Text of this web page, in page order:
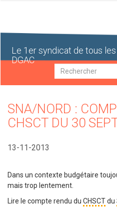
Le 1er syndicat de tous
DGAC
Recherche
SNA/NORD :
CHSCT DU 30
13-11-2013
Dans un contexte budgétaire
mais trop lentement.
Lire le compte rendu du CHSCTdu